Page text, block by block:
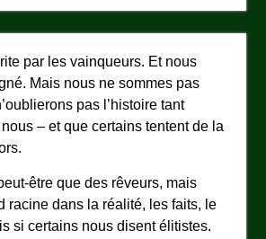
par les vainqueurs. Et nous
Mais nous ne sommes pas
pas l’histoire tant
– et que certains tentent de la
être que des rêveurs, mais
racine dans la réalité, les faits, le
si certains nous disent élitistes.